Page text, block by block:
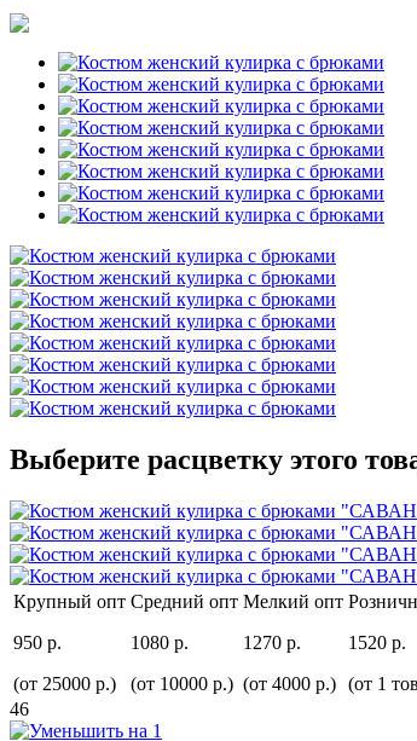
Выберите расцветку этого
Крупный опт
950 р.
(от 25000 р.)
Средний опт
1080 р.
(от 10000 р.)
Мелкий опт
1270 р.
(от 4000 р.)
1520 р.
(от 1
46